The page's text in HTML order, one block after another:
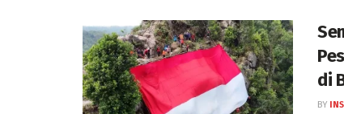
di
BY